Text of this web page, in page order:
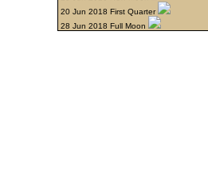
20 Jun 2018 First Quarter
28 Jun 2018 Full Moon